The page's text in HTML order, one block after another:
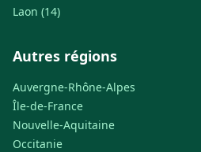
Laon (14)
Autres régions
Auvergne-Rhône-Alpes
Île-de-France
Nouvelle-Aquitaine
Occitanie